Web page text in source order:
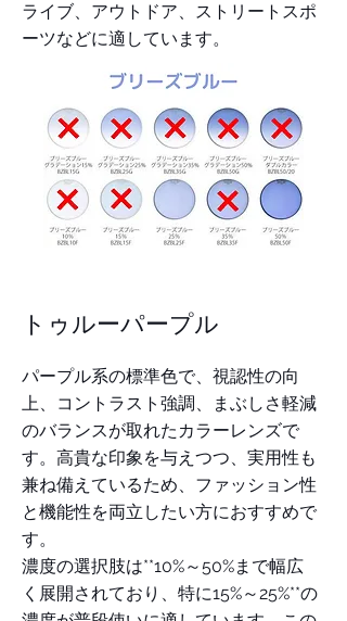
ライブ、アウトドア、ストリートスポ
ーツなどに適しています。
​トゥルーパープル
パープル系の標準色で、視認性の向
上、コントラスト強調、まぶしさ軽減
のバランスが取れたカラーレンズで
す。高貴な印象を与えつつ、実用性も
兼ね備えているため、ファッション性
と機能性を両立したい方におすすめで
す。
濃度の選択肢は**10%～50%まで幅広
く展開されており、特に15%～25%**の